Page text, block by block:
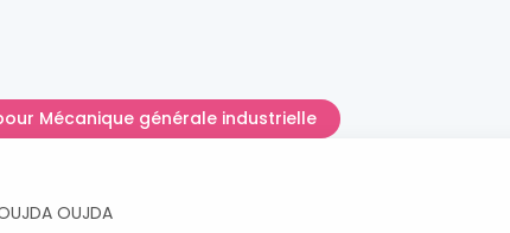
Mécanique générale industrielle
OUJDA